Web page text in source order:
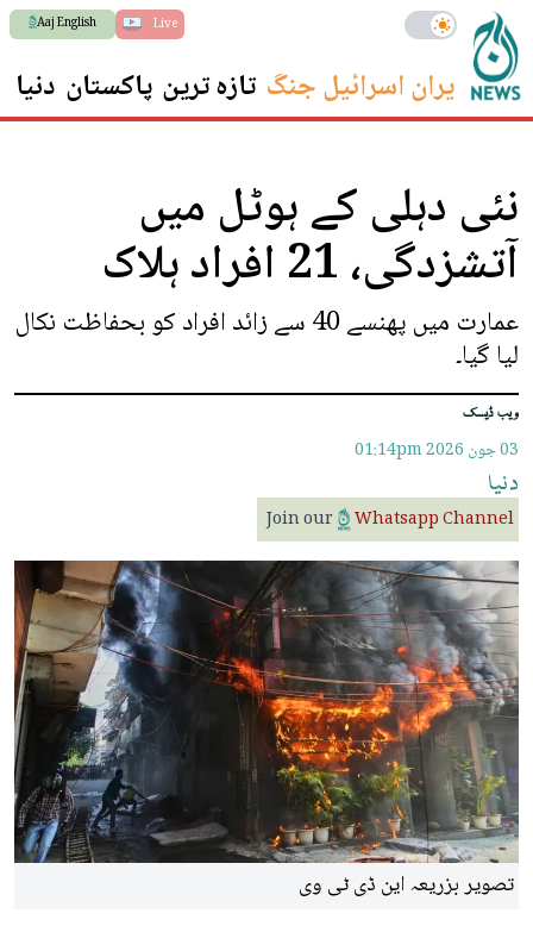
Live
Aaj English
ایران اسرائیل جنگ تازہ ترین پاکستان دنیا
نئی دہلی کے ہوٹل میں
آتشزدگی، 21 افراد ہلاک
عمارت میں پھنسے 40 سے زائد افراد کو بحفاظت نکال
لیا گیا۔
ویب ڈیسک
03 جون 2026 01:14pm
دنیا
Join our Whatsapp Channel
تصویر بزریعہ این ڈی ٹی وی